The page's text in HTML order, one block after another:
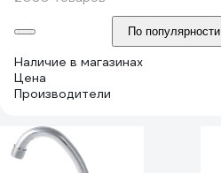
По популярности
Наличие в магазинах
Цена
Производители